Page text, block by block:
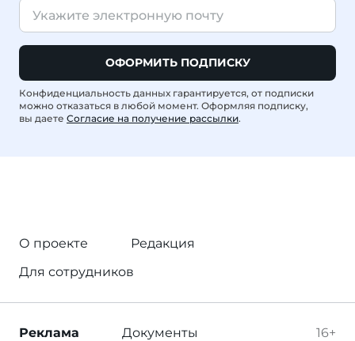
ОФОРМИТЬ ПОДПИСКУ
Конфиденциальность данных гарантируется, от подписки
можно отказаться в любой момент. Оформляя подписку,
вы даете Согласие на получение рассылки.
О проекте
Редакция
Для сотрудников
16+
Реклама Документы